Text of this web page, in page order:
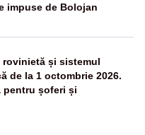
impuse de Bolojan
rovinietă și sistemul
de la 1 octombrie 2026.
pentru șoferi și